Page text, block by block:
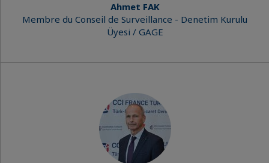
Ahmet FAK
Membre du Conseil de Surveillance - Denetim Kurulu
Üyesi / GAGE